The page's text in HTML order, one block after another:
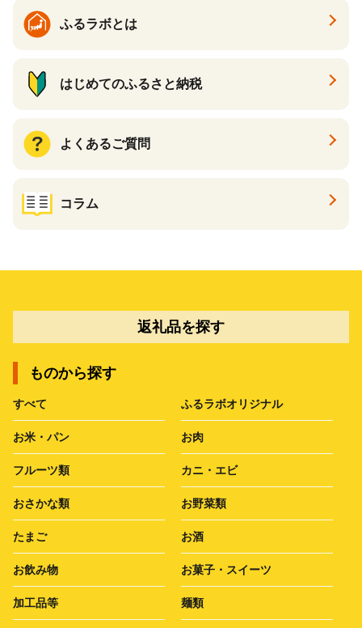
ふるラボとは
はじめてのふるさと納税
よくあるご質問
コラム
返礼品を探す
ものから探す
すべて ふるラボオリジナル
お米・パン お肉
フルーツ類 カニ・エビ
おさかな類 お野菜類
たまご お酒
お飲み物 お菓子・スイーツ
加工品等 麺類